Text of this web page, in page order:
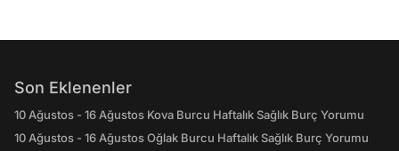
Son Eklenenler
10 Ağustos - 16 Ağustos Kova Burcu Haftalık Sağlık Burç Yorumu
10 Ağustos - 16 Ağustos Oğlak Burcu Haftalık Sağlık Burç Yorumu